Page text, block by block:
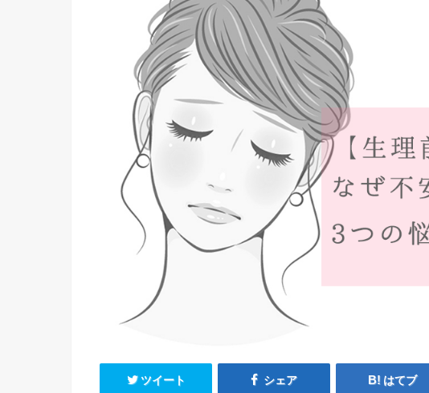
ツイート シェア はてブ